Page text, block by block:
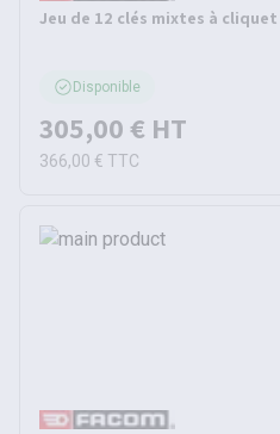
Jeu de 12 clés mixtes à
Disponible
305,00 € HT
366,00 € TTC